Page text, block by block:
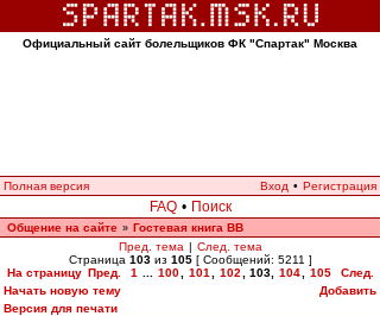
Официальный сайт болельщиков ФК "Спартак" Москва
Полная версия Вход • Регистрация
FAQ • Поиск
Общение на сайте » Гостевая книга ВВ
Пред. тема | След. тема
Страница 103из 105[ Сообщений: 5211 ]
На страницу Пред. 1 100 101 102 103, 104 105
След.
Начать новую тему
Добавить
Версия для печати